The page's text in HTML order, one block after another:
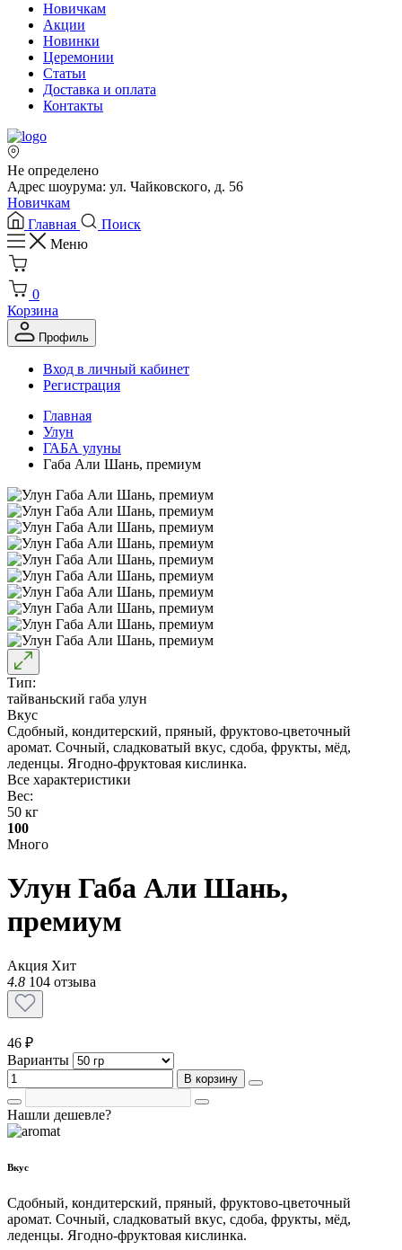
Новичкам
Акции
Новинки
Церемонии
Статьи
Доставка и оплата
Контакты
Не определено
Адрес шоурума: ул. Чайковского, д. 56
Новичкам
Главная
Поиск
Меню
0
Корзина
Профиль
Вход в личный кабинет
Регистрация
Главная
Улун
ГАБА улуны
Габа Али Шань, премиум
Тип:
тайваньский габа улун
Вкус
Сдобный, кондитерский, пряный, фруктово-цветочный
аромат. Сочный, сладковатый вкус, сдоба, фрукты, мёд,
леденцы. Ягодно-фруктовая кислинка.
Все характеристики
Вес:
50 кг
100
Много
Улун Габа Али Шань,
премиум
Акция Хит
4.8 104 отзыва
46 ₽
Варианты
В корзину
Нашли дешевле?
Вкус
Сдобный, кондитерский, пряный, фруктово-цветочный
аромат. Сочный, сладковатый вкус, сдоба, фрукты, мёд,
леденцы. Ягодно-фруктовая кислинка.